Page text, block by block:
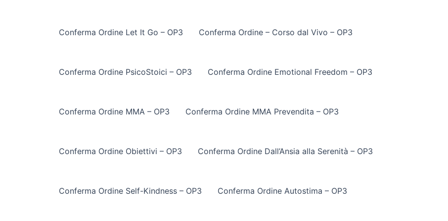
Conferma Ordine Let It Go – OP3 Conferma Ordine – Corso dal Vivo – OP3
Conferma Ordine PsicoStoici – OP3 Conferma Ordine Emotional Freedom – OP3
Conferma Ordine MMA – OP3 Conferma Ordine MMA Prevendita – OP3
Conferma Ordine Obiettivi – OP3 Conferma Ordine Dall’Ansia alla Serenità – OP3
Conferma Ordine Self-Kindness – OP3 Conferma Ordine Autostima – OP3